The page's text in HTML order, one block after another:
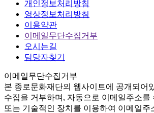
개인정보처리방침
영상정보처리방침
이용약관
이메일무단수집거부
오시는길
담당자찾기
이메일무단수집거부
본 종로문화재단의 웹사이트에 공개되어
수집을 거부하며, 자동으로 이메일주소를
또는 기술적인 장치를 이용하여 이메일주